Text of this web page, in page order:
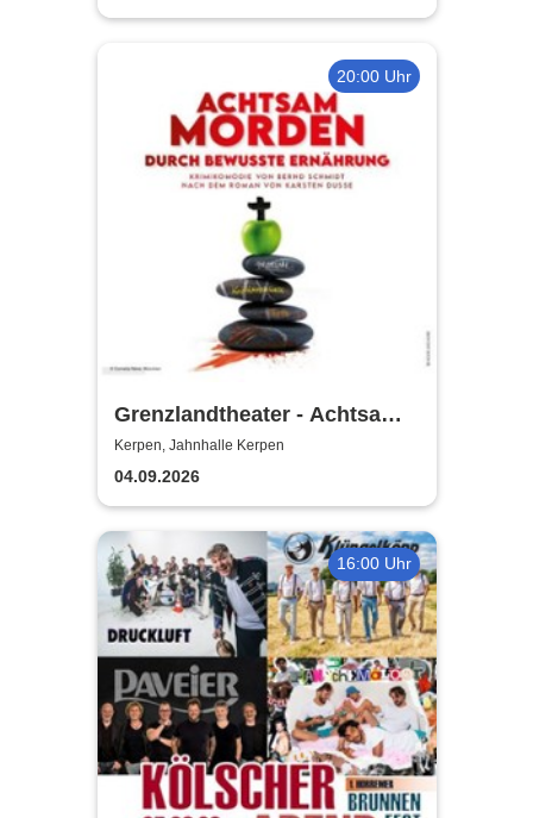
20:00 Uhr
Grenzlandtheater - Achtsam
Morden durch bewusste
Ernährung
Kerpen, Jahnhalle Kerpen
04.09.2026
16:00 Uhr